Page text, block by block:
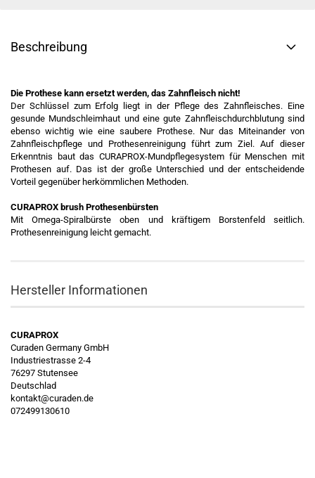
Beschreibung
Die Prothese kann ersetzt werden, das Zahnfleisch nicht!
Der Schlüssel zum Erfolg liegt in der Pflege des Zahnfleisches. Eine
gesunde Mundschleimhaut und eine gute Zahnfleischdurchblutung sind
ebenso wichtig wie eine saubere Prothese. Nur das Miteinander von
Zahnfleischpflege und Prothesenreinigung führt zum Ziel. Auf dieser
Erkenntnis baut das CURAPROX-Mundpflegesystem für Menschen mit
Prothesen auf. Das ist der große Unterschied und der entscheidende
Vorteil gegenüber herkömmlichen Methoden.
CURAPROX brush Prothesenbürsten
Mit Omega-Spiralbürste oben und kräftigem Borstenfeld seitlich.
Prothesenreinigung leicht gemacht.
Hersteller Informationen
CURAPROX
Curaden Germany GmbH
Industriestrasse 2-4
76297 Stutensee
Deutschlad
kontakt@curaden.de
072499130610